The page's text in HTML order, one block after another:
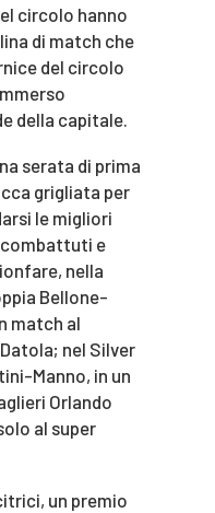
circolo hanno
di match che
del circolo
della capitale.
serata di prima
grigliata per
le migliori
e
nella
Bellone-
match al
nel Silver
Manno, in un
Orlando
al super
un premio